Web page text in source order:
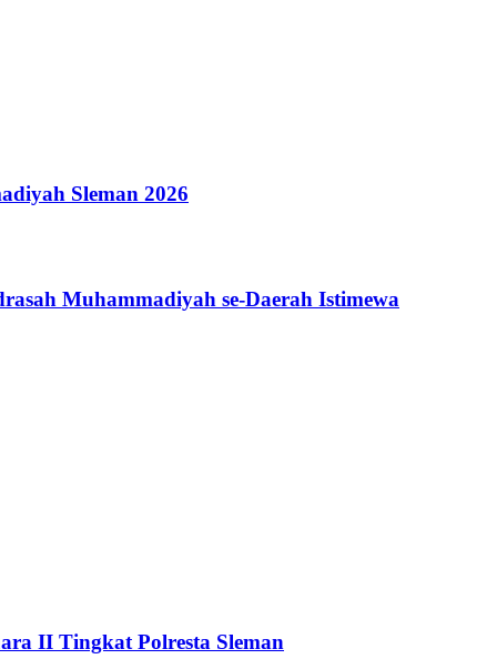
Sleman 2026
Muhammadiyah se-Daerah Istimewa
II Tingkat Polresta Sleman